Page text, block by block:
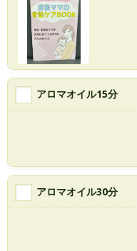
アロマオイル15分
アロマオイル30分